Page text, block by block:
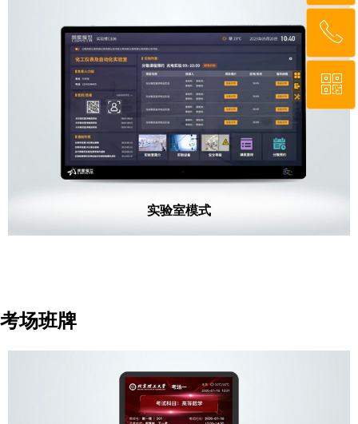
实验室模式
考场班牌
回到顶部
ꂅ
010-62667577
ꀥ